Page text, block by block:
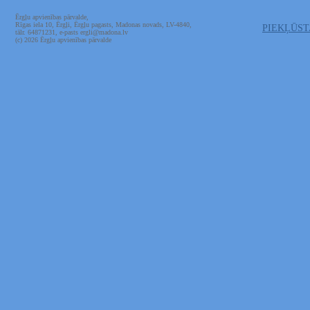
Ērgļu apvienības pārvalde,
Rīgas iela 10, Ērgļi, Ērgļu pagasts, Madonas novads, LV-4840,
tālr. 64871231, e-pasts ergli@madona.lv
(c) 2026 Ērgļu apvienības pārvalde